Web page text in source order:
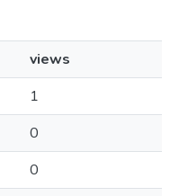
views
1
0
0